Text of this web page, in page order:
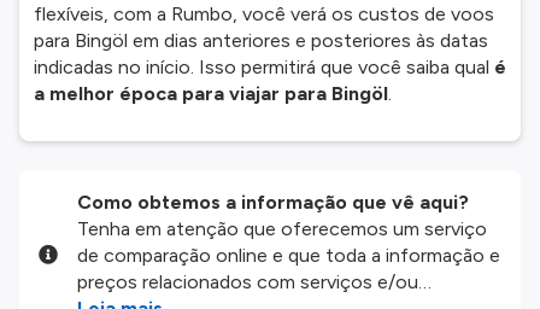
flexíveis, com a Rumbo, você verá os custos de voos
para Bingöl em dias anteriores e posteriores às datas
indicadas no início. Isso permitirá que você saiba qual é
a melhor época para viajar para Bingöl.
Como obtemos a informação que vê aqui?
Tenha em atenção que oferecemos um serviço
de comparação online e que toda a informação e
preços relacionados com serviços e/ou